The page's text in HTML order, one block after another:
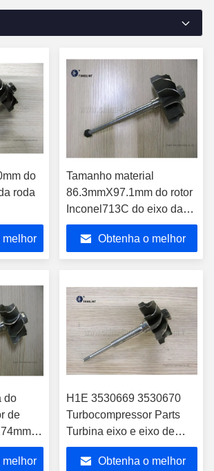
do
roda
das
HX40
H1E 12
melhor
Tamanho material
86.3mmX97.1mm do rotor
Inconel713C do eixo da
turbina de HT3B
Obtenha o melhor
do
de
e
eixo da
melhor
H1E 3530669 3530670
Turbocompressor Parts
Turbina eixo e eixo de
roda rotor para
Obtenha o melhor